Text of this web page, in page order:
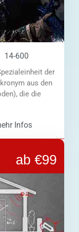
14-600
der
aus den
die die
Infos
ab €99